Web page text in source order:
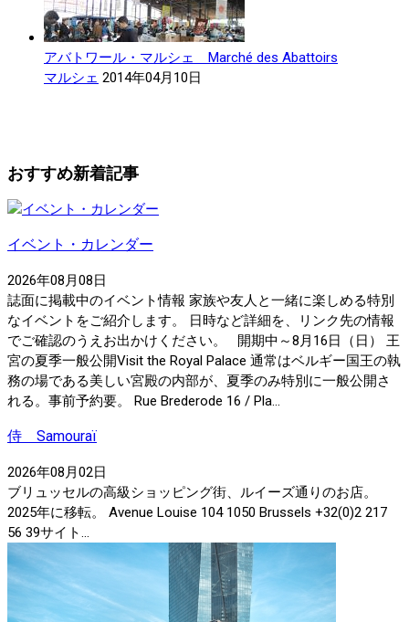
アバトワール・マルシェ Marché des Abattoirs
マルシェ 2014年04月10日
おすすめ新着記事
イベント・カレンダー
2026年08月08日
誌面に掲載中のイベント情報 家族や友人と一緒に楽しめる特別
なイベントをご紹介します。 日時など詳細を、リンク先の情報
でご確認のうえお出かけください。 開期中～8月16日（日） 王
宮の夏季一般公開Visit the Royal Palace 通常はベルギー国王の執
務の場である美しい宮殿の内部が、夏季のみ特別に一般公開さ
れる。事前予約要。 Rue Brederode 16 / Pla...
侍 Samouraï
2026年08月02日
ブリュッセルの高級ショッピング街、ルイーズ通りのお店。
2025年に移転。 Avenue Louise 104 1050 Brussels +32(0)2 217
56 39サイト...